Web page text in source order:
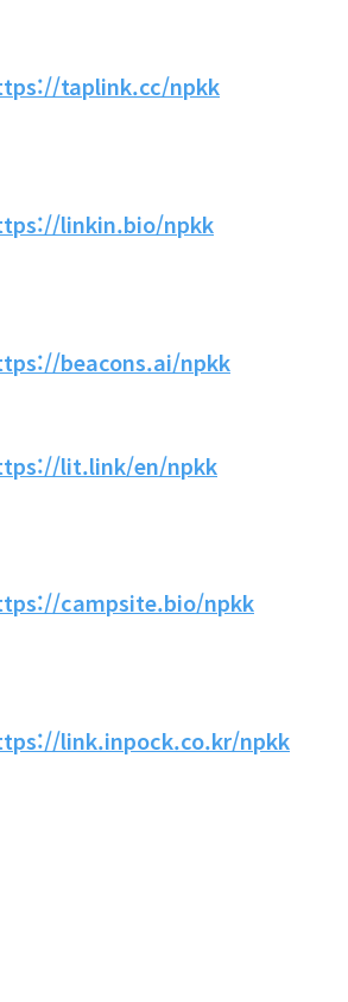
taplink.cc/npkk
linkin.bio/npkk
beacons.ai/npkk
lit.link/en/npkk
campsite.bio/npkk
link.inpock.co.kr/npkk